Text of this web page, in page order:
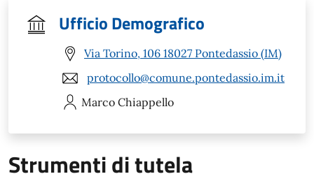
Ufficio Demografico
Via Torino, 106 18027 Pontedassio (IM)
protocollo@comune.pontedassio.im.it
Marco Chiappello
Strumenti di tutela